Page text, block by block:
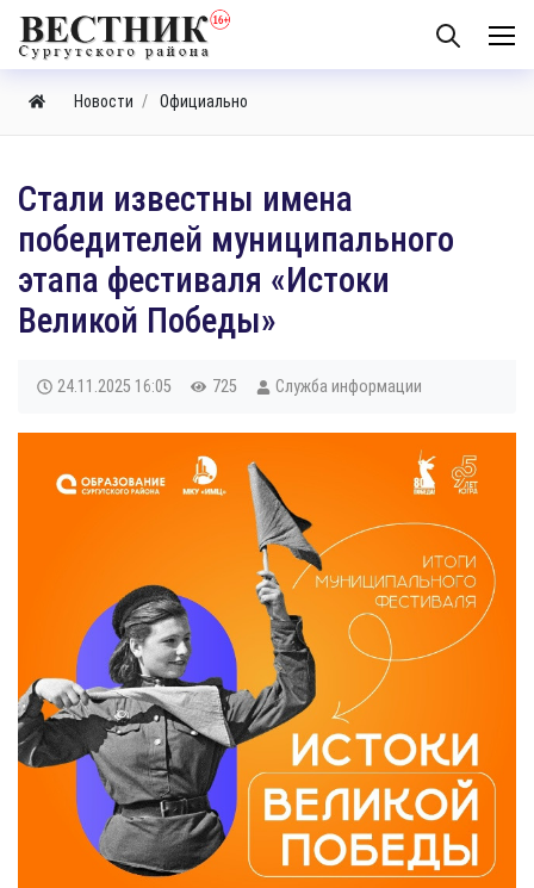
Новости Официально
Стали известны имена
победителей муниципального
этапа фестиваля «Истоки
Великой Победы»
24.11.2025 16:05 725 Служба информации